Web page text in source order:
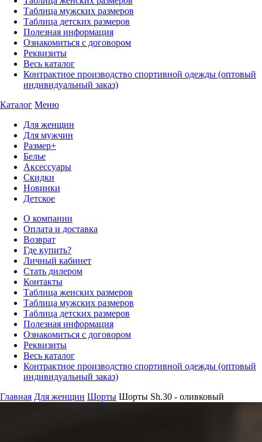
Таблица мужских размеров
Таблица детских размеров
Полезная информация
Ознакомиться с договором
Реквизиты
Весь каталог
Контрактное производство спортивной одежды (оптовый
индивидуальный заказ)
Каталог Меню
Для женщин
Для мужчин
Размер+
Белье
Аксессуары
Скидки
Новинки
Детское
О компании
Оплата и доставка
Возврат
Где купить?
Личный кабинет
Стать дилером
Контакты
Таблица женских размеров
Таблица мужских размеров
Таблица детских размеров
Полезная информация
Ознакомиться с договором
Реквизиты
Весь каталог
Контрактное производство спортивной одежды (оптовый
индивидуальный заказ)
Главная Для женщин Шорты Шорты Sh.30 - оливковый